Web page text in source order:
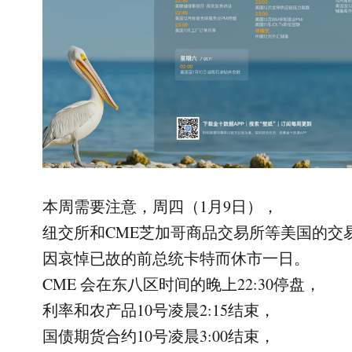
本周需要注意，周四（1月9日），
纽交所和CME芝加哥商品交易所等美国的交
因哀悼已故的前总统卡特而休市一日。
CME 会在东八区时间的晚上22:30停盘，
利率和农产品10号凌晨2:15结束，
国债期货合约10号凌晨3:00结束，